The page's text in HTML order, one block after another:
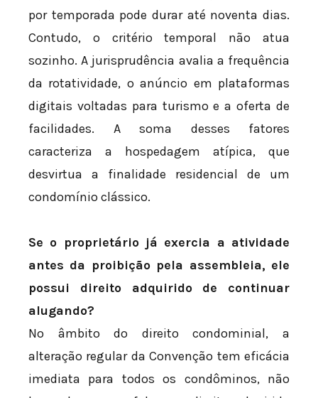
por temporada pode durar até noventa dias.
Contudo, o critério temporal não atua
sozinho. A jurisprudência avalia a frequência
da rotatividade, o anúncio em plataformas
digitais voltadas para turismo e a oferta de
facilidades. A soma desses fatores
caracteriza a hospedagem atípica, que
desvirtua a finalidade residencial de um
condomínio clássico.
Se o proprietário já exercia a atividade
antes da proibição pela assembleia, ele
possui direito adquirido de continuar
alugando?
No âmbito do direito condominial, a
alteração regular da Convenção tem eficácia
imediata para todos os condôminos, não